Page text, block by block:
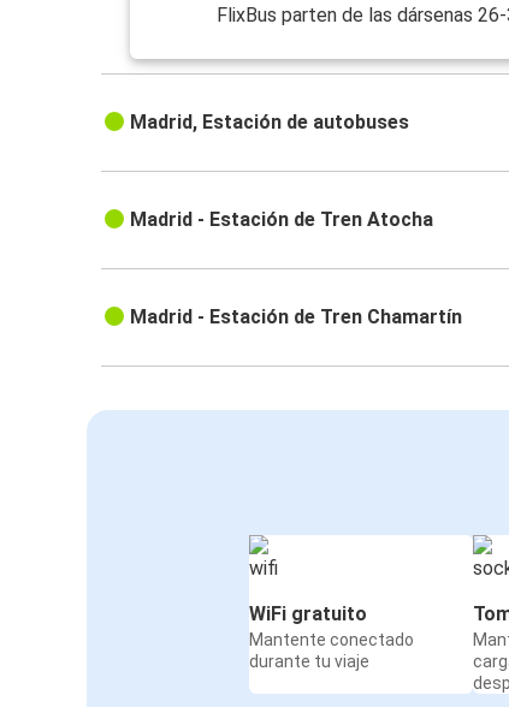
FlixBus parten de las dársenas 26-
Madrid, Estación de autobuses
Madrid - Estación de Tren Atocha
Madrid - Estación de Tren Chamartín
WiFi gratuito
Mantente conectado
durante tu viaje